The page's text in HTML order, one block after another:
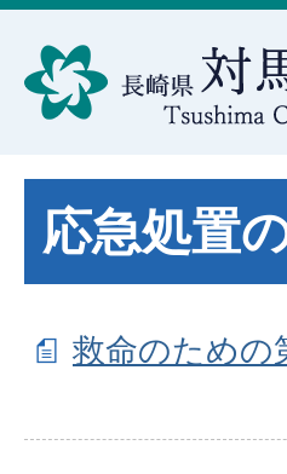
応急処置
救命のための